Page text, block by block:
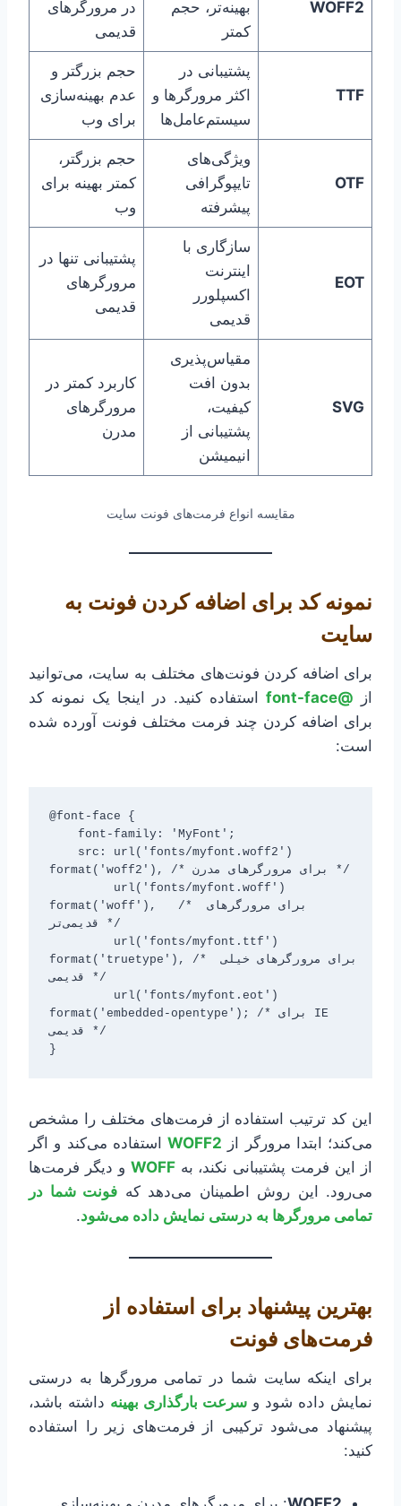
WOFF2
بهینه‌تر، حجم
کمتر
در مرورگرهای
قدیمی
TTF
پشتیبانی در
اکثر مرورگرها و
سیستم‌عامل‌ها
حجم بزرگتر و
عدم بهینه‌سازی
برای وب
OTF
ویژگی‌های
تایپوگرافی
پیشرفته
حجم بزرگتر،
کمتر بهینه برای
وب
EOT
سازگاری با
اینترنت
اکسپلورر
قدیمی
پشتیبانی تنها در
مرورگرهای
قدیمی
SVG
مقیاس‌پذیری
بدون افت
کیفیت،
پشتیبانی از
انیمیشن
کاربرد کمتر در
مرورگرهای
مدرن
مقایسه انواع فرمت‌های فونت سایت
نمونه کد برای اضافه کردن فونت به
سایت
برای اضافه کردن فونت‌های مختلف به سایت، می‌توانید
از @font-face
استفاده کنید. در اینجا یک نمونه کد
برای اضافه کردن چند فرمت مختلف فونت آورده شده
است:
@font-face {
format('woff2'), /* برای مرورگرهای مدرن */
format('woff'),   /* برای مرورگرهای
قدیمی‌تر */
format('truetype'), /* برای مرورگرهای خیلی
قدیمی */
format('embedded-opentype'); /* برای IE
قدیمی */
}
این کد ترتیب استفاده از فرمت‌های مختلف را مشخص
می‌کند؛ ابتدا مرورگر از WOFF2 استفاده می‌کند و اگر
از این فرمت پشتیبانی نکند، بهWOFF و دیگر فرمت‌ها
می‌رود. این روش اطمینان می‌دهد که فونت شما در
تمامی مرورگرها به درستی نمایش داده می‌شود.
بهترین پیشنهاد برای استفاده از
فرمت‌های فونت
برای اینکه سایت شما در تمامی مرورگرها به درستی
نمایش داده شود و سرعت بارگذاری بهینه داشته باشد،
پیشنهاد می‌شود ترکیبی از فرمت‌های زیر را استفاده
کنید: